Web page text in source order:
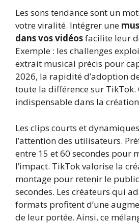
Les sons tendance sont un
votre viralité. Intégrer une
dans vos vidéosfacilite leur
Exemple : les challenges
extrait musical précis pour
2026, la rapidité d’adoption
toute la différence sur TikTok.
indispensable dans la
Les clips courts et
l’attention des utilisateurs.
entre 15 et 60 secondes pour
l’impact. TikTok valorise la
montage pour retenir le
secondes. Les créateurs qui
formats profitent d’une
de leur portée. Ainsi, ce